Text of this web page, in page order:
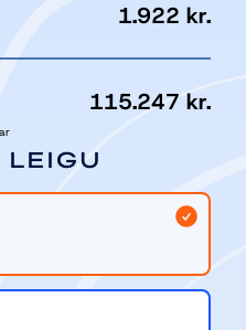
LEIGU
1.922 kr.
115.247 kr.